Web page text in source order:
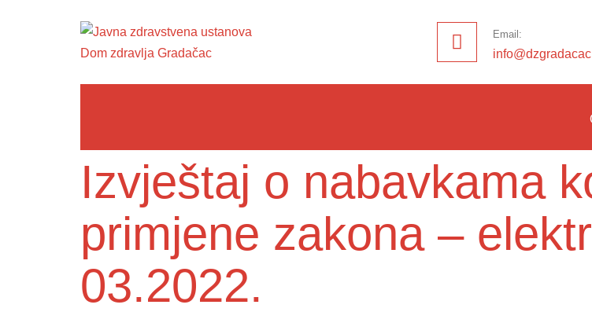
Email:
Izvještaj o nabavkama
primjene zakona –
03.2022.